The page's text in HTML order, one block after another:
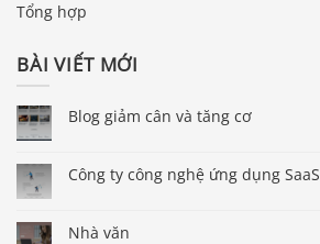
Tổng hợp
BÀI VIẾT MỚI
Blog giảm cân và tăng cơ
Công ty công nghệ ứng dụng SaaS
Nhà văn